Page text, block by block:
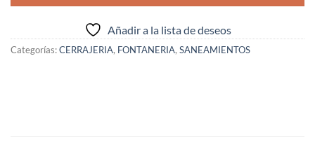
Añadir a la lista de deseos
Categorías:CERRAJERIA, FONTANERIA, SANEAMIENTOS